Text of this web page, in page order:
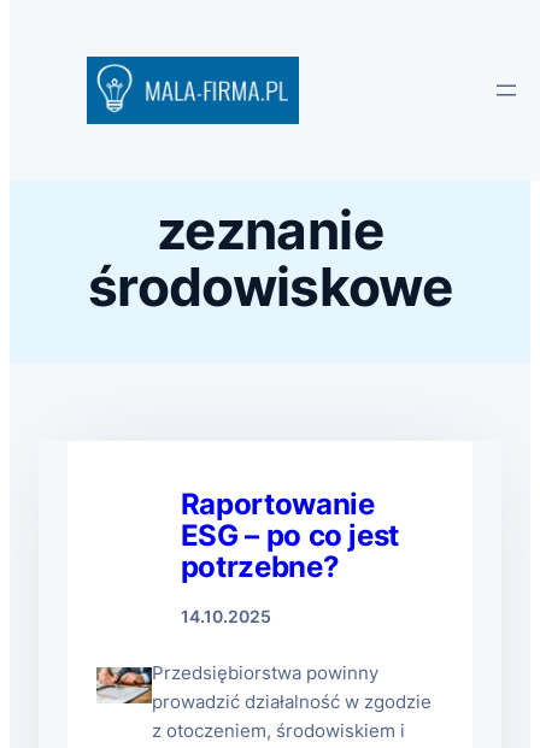
zeznanie
środowiskowe
Raportowanie
ESG – po co jest
potrzebne?
14.10.2025
Przedsiębiorstwa powinny
prowadzić działalność w zgodzie
z otoczeniem, środowiskiem i